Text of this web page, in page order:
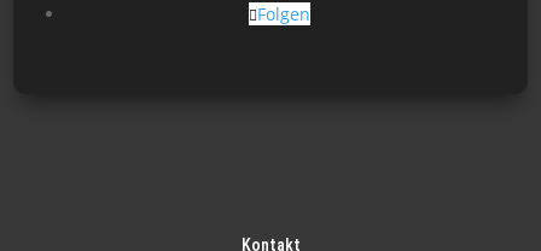
Folgen
Kontakt